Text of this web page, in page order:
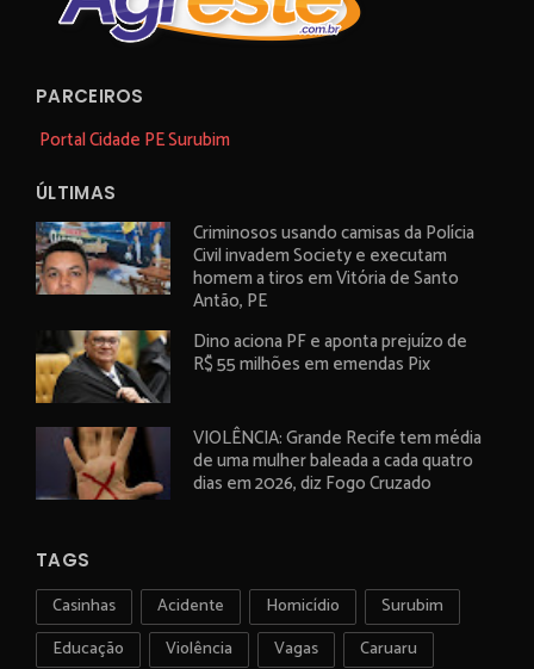
PARCEIROS
Portal Cidade PE Surubim
ÚLTIMAS
Criminosos usando camisas da Polícia
Civil invadem Society e executam
homem a tiros em Vitória de Santo
Antão, PE
Dino aciona PF e aponta prejuízo de
R$ 55 milhões em emendas Pix
VIOLÊNCIA: Grande Recife tem média
de uma mulher baleada a cada quatro
dias em 2026, diz Fogo Cruzado
TAGS
Casinhas Acidente Homicídio
Surubim
Educação
Violência Vagas
Caruaru